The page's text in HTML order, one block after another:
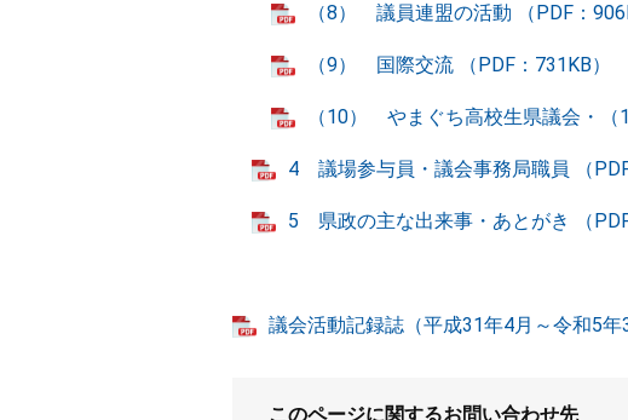
（8） 議員連盟の活動 （PDF：
（9） 国際交流 （PDF：731KB）
（10） やまぐち高校生県議会・
4 議場参与員・議会事務局職員 （PDF
5 県政の主な出来事・あとがき （PDF
議会活動記録誌（平成31年4月～令和5年
このページに関するお問い合わせ先